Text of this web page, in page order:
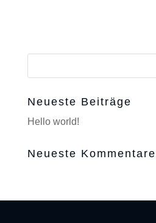
Neueste Beiträge
Hello world!
Neueste Kommentare